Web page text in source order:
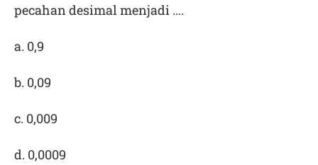
pecahan desimal menjadi ….
a. 0,9
b. 0,09
c. 0,009
d. 0,0009